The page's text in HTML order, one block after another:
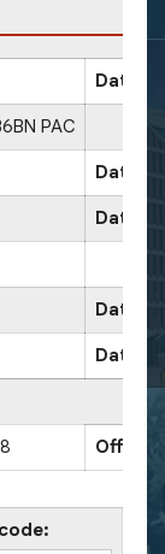
Date
PAC
Date
Date
Date
Date
Office